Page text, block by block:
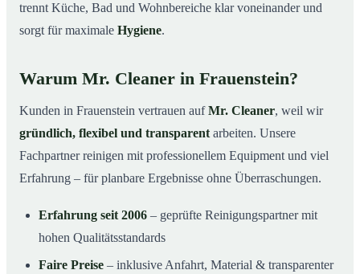
trennt Küche, Bad und Wohnbereiche klar voneinander und
sorgt für maximale Hygiene.
Warum Mr. Cleaner in Frauenstein?
Kunden in Frauenstein vertrauen aufMr. Cleaner, weil wir
gründlich, flexibel und transparent arbeiten. Unsere
Fachpartner reinigen mit professionellem Equipment und viel
Erfahrung – für planbare Ergebnisse ohne Überraschungen.
Erfahrung seit 2006 – geprüfte Reinigungspartner mit
hohen Qualitätsstandards
Faire Preise – inklusive Anfahrt, Material & transparenter